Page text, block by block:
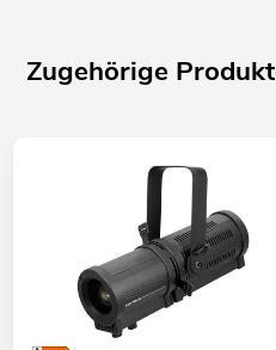
Zugehörige